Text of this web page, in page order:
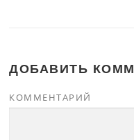
ДОБАВИТЬ
КОММЕНТАРИЙ